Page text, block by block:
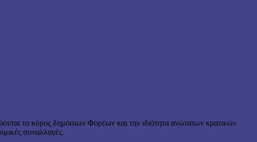
το κύρος δημόσιων Φορέων και την ιδιότητα ανώτατων κρατικών
συναλλαγές.